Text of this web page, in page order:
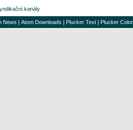
kanály
News | Atom Downloads | Plucker Text | Plucker Color